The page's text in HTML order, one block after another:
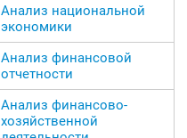
Анализ национальной
экономики
Анализ финансовой
отчетности
Анализ финансово-
хозяйственной